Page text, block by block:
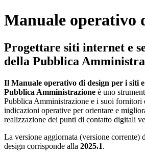
Manuale operativo
Progettare siti internet e
della Pubblica
Il Manuale operativo di design per i siti
Pubblica Amministrazione è uno
Pubblica Amministrazione e i suoi fornitori
indicazioni operative per orientare e
realizzazione dei punti di contatto digitali
La versione aggiornata (versione corrente)
design corrisponde alla 2025.1.